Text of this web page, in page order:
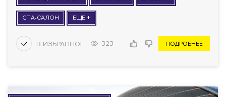
СПА-САЛОН ЕЩЕ +
323 ПОДРОБНЕЕ